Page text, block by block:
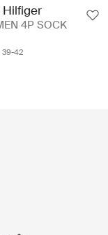
Hilfiger
4P SOCK
39-42